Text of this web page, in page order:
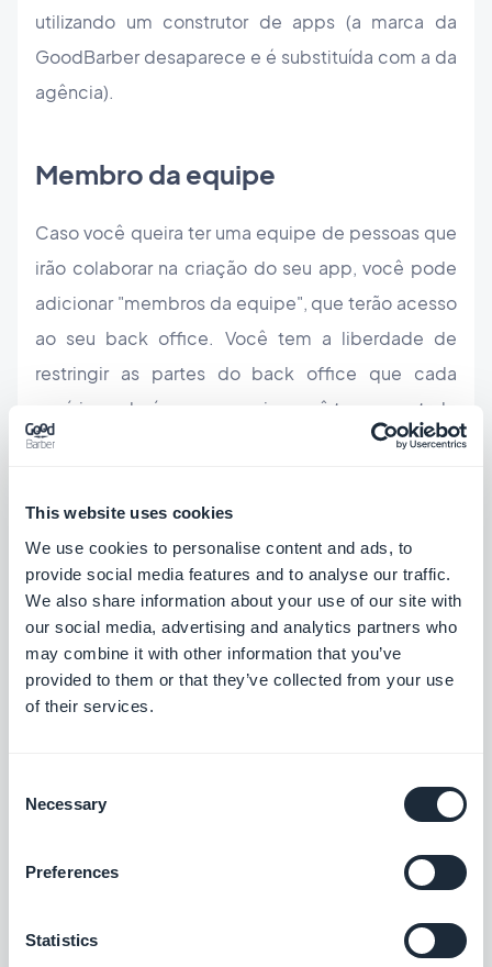
This website uses cookies
We use cookies to personalise content and ads, to
provide social media features and to analyse our traffic.
We also share information about your use of our site with
our social media, advertising and analytics partners who
may combine it with other information that you’ve
provided to them or that they’ve collected from your use
of their services.
Selection
Necessary
Preferences
Statistics
utilizando um construtor de apps (a marca da
GoodBarber desaparece e é substituída com a da
agência).
Membro da equipe
Caso você queira ter uma equipe de pessoas que
irão colaborar na criação do seu app, você pode
adicionar "membros da equipe", que terão acesso
ao seu back office. Você tem a liberdade de
restringir as partes do back office que cada
usuário poderá acessar, assim você tem o controle
completo sobre os direitos de acesso.
Projeto Alpha
Se você é um revendedor com vários projetos,
esta é a sua conta "primária". É o único projeto em
que a marca da GoodBarber não pode ser
removida e, além disso, é utilizado para fins de de
envio do seu app para as lojas, podemos fazer isso